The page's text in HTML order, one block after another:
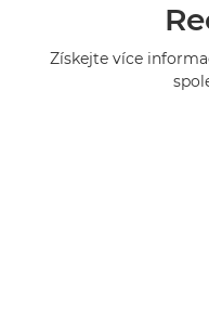
Získejte více